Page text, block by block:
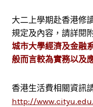
大二上學期赴香港修
規定及內容，請詳閱
城市大學經濟及金融
般而言較為實務以及
香港生活費相關資訊
http://